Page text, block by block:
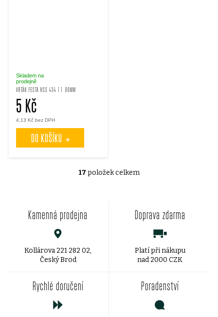
VRTÁK FESTA HSS 434 1 1. 00MM
Skladem na
prodejně
4,13 Kč bez DPH
5 Kč
DO KOŠÍKU
O
17 položek celkem
Kamenná prodejna
Kollárova 221 282 02,
Český Brod
Doprava zdarma
Platí při nákupu
nad 2000 CZK
Rychlé doručení Poradenství